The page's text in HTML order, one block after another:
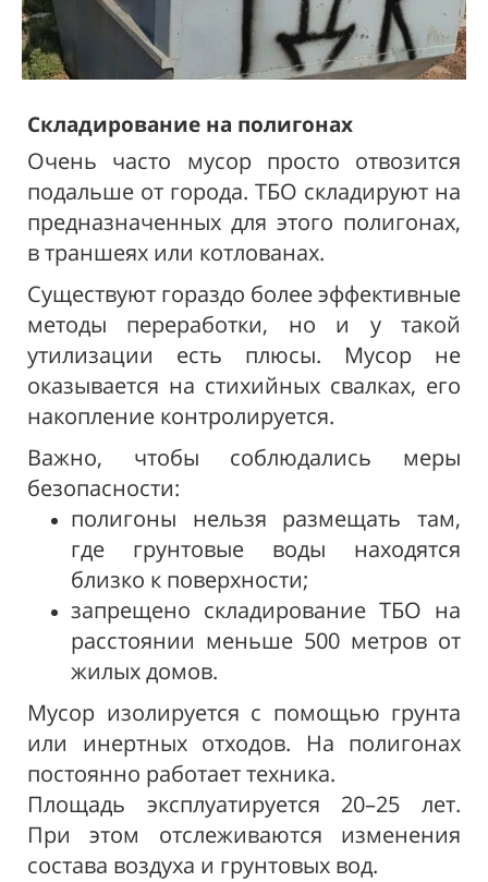
Складирование на полигонах
Очень часто мусор просто отвозится
подальше от города. ТБО складируют на
предназначенных для этого полигонах,
в траншеях или котлованах.
Существуют гораздо более эффективные
методы переработки, но и у такой
утилизации есть плюсы. Мусор не
оказывается на стихийных свалках, его
накопление контролируется.
Важно, чтобы соблюдались меры
безопасности:
полигоны нельзя размещать там,
где грунтовые воды находятся
близко к поверхности;
запрещено складирование ТБО на
расстоянии меньше 500 метров от
жилых домов.
Мусор изолируется с помощью грунта
или инертных отходов. На полигонах
постоянно работает техника.
Площадь эксплуатируется 20–25 лет.
При этом отслеживаются изменения
состава воздуха и грунтовых вод.